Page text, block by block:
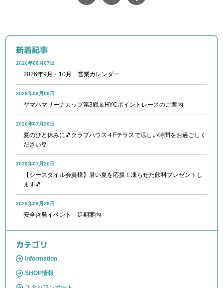
新着記事
2026年08月07日
2026年9月・10月 営業カレンダー
2026年08月06日
ヤマハマリーナカップ第3戦＆HYCポイントレースのご案内
2026年07月30日
夏のひと休みに🎵クラブハウス４Fテラスで涼しい時間をお過ごしく
ださい🎐
2026年07月20日
【シースタイル会員様】暑い夏を応援！凍らせた飲料プレゼントし
ます🎵
2026年06月26日
安全啓発イベント 延期案内
カテゴリ
Information
SHOP情報